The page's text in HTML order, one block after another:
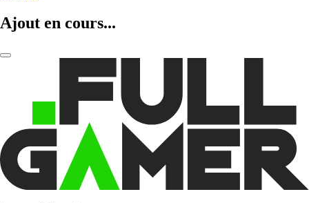
Ajout en cours...